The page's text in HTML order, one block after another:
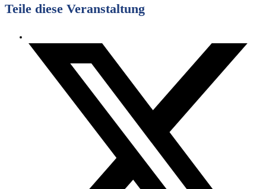
Teile diese Veranstaltung